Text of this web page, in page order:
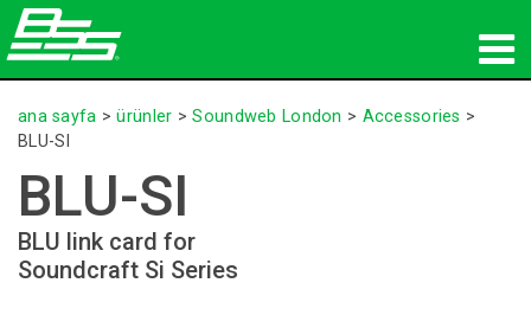
nereden satın alınır
haberler
ana sayfa >ürünler >Soundweb London > Accessories >
BLU-SI
BLU-SI
BLU link card for
Soundcraft Si Series